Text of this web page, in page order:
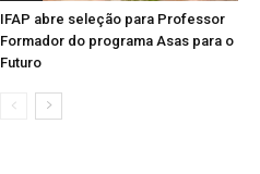
IFAP abre seleção para Professor
Formador do programa Asas para o
Futuro